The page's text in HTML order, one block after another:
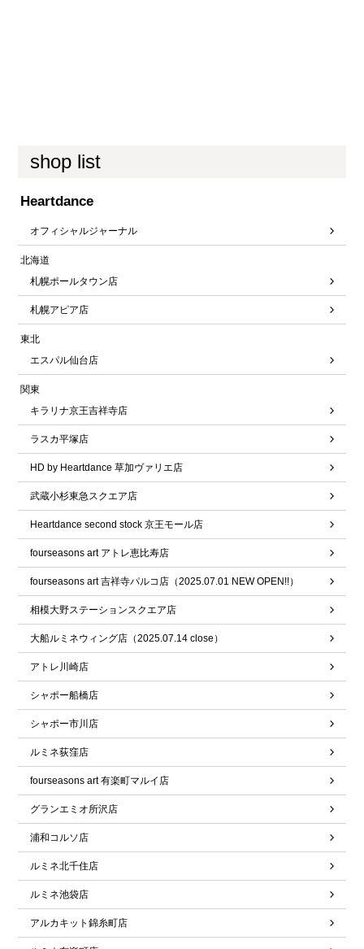
shop list
Heartdance
オフィシャルジャーナル
北海道
札幌ポールタウン店
札幌アピア店
東北
エスパル仙台店
関東
キラリナ京王吉祥寺店
ラスカ平塚店
HD by Heartdance 草加ヴァリエ店
武蔵小杉東急スクエア店
Heartdance second stock 京王モール店
fourseasons art アトレ恵比寿店
fourseasons art 吉祥寺パルコ店（2025.07.01 NEW OPEN!!）
相模大野ステーションスクエア店
大船ルミネウィング店（2025.07.14 close）
アトレ川崎店
シャポー船橋店
シャポー市川店
ルミネ荻窪店
fourseasons art 有楽町マルイ店
グランエミオ所沢店
浦和コルソ店
ルミネ北千住店
ルミネ池袋店
アルカキット錦糸町店